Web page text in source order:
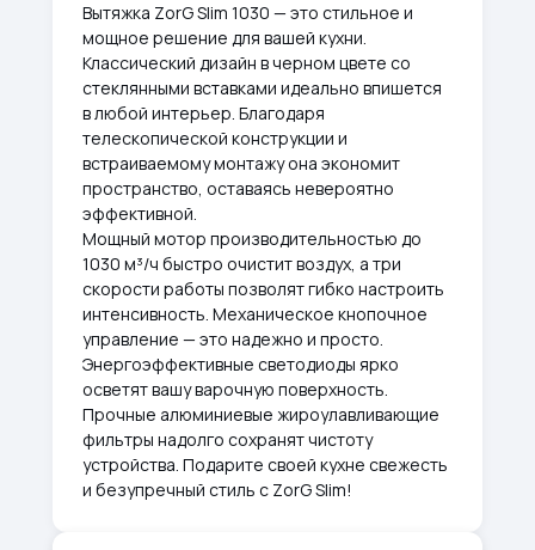
Вытяжка ZorG Slim 1030 — это стильное и
мощное решение для вашей кухни.
Классический дизайн в черном цвете со
стеклянными вставками идеально впишется
в любой интерьер. Благодаря
телескопической конструкции и
встраиваемому монтажу она экономит
пространство, оставаясь невероятно
эффективной.
Мощный мотор производительностью до
1030 м³/ч быстро очистит воздух, а три
скорости работы позволят гибко настроить
интенсивность. Механическое кнопочное
управление — это надежно и просто.
Энергоэффективные светодиоды ярко
осветят вашу варочную поверхность.
Прочные алюминиевые жироулавливающие
фильтры надолго сохранят чистоту
устройства. Подарите своей кухне свежесть
и безупречный стиль с ZorG Slim!